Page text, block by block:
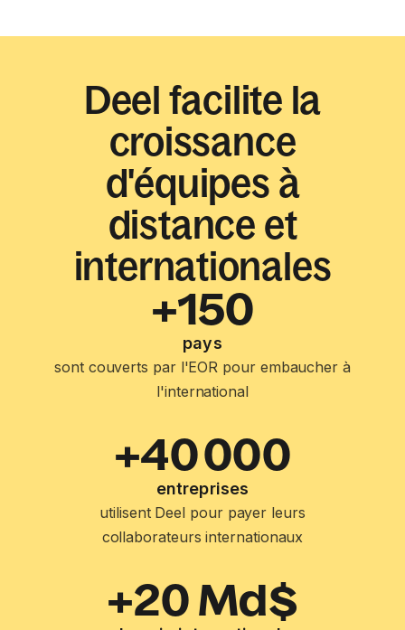
Deel facilite la
croissance
d'équipes à
distance et
internationales
+150
pays
sont couverts par l'EOR pour embaucher à
l'international
+40 000
entreprises
utilisent Deel pour payer leurs
collaborateurs internationaux
+20 Md$